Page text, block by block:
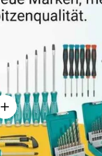
Einzelheiten anzeigen